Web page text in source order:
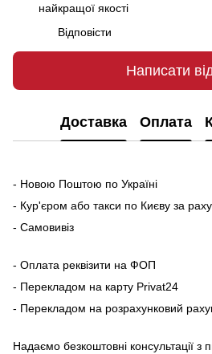
найкращої якості
Відповісти
Написати
Доставка Оплата
- Новою Поштою по Україні
- Кур'єром або такси по Києву за
- Самовивіз
- Оплата реквізити на ФОП
- Перекладом на карту Рrivat24
- Перекладом на розрахунковий
Надаємо безкоштовні консультації з